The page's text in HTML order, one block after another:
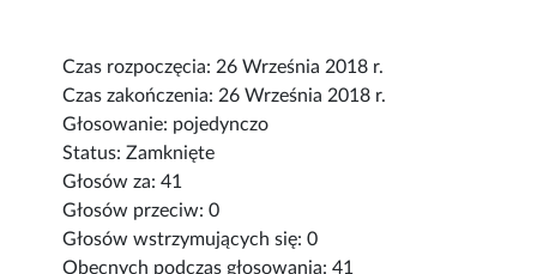
Czas rozpoczęcia: 26 Września 2018 r.
Czas zakończenia: 26 Września 2018 r.
Głosowanie: pojedynczo
Status: Zamknięte
Głosów za: 41
Głosów przeciw: 0
Głosów wstrzymujących się: 0
Obecnych podczas głosowania: 41